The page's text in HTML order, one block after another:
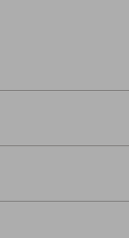
COC-004086 GFA
cm. Dicke
abwischen.
eine Diele.